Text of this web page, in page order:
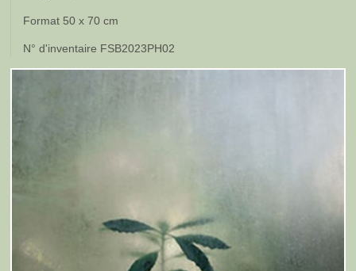
Format 50 x 70 cm
N° d'inventaire FSB2023PH02